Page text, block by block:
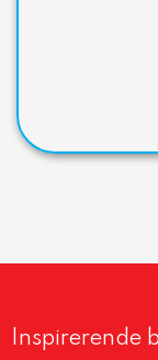
Inspirerende